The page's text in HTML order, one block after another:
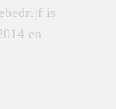
is
en